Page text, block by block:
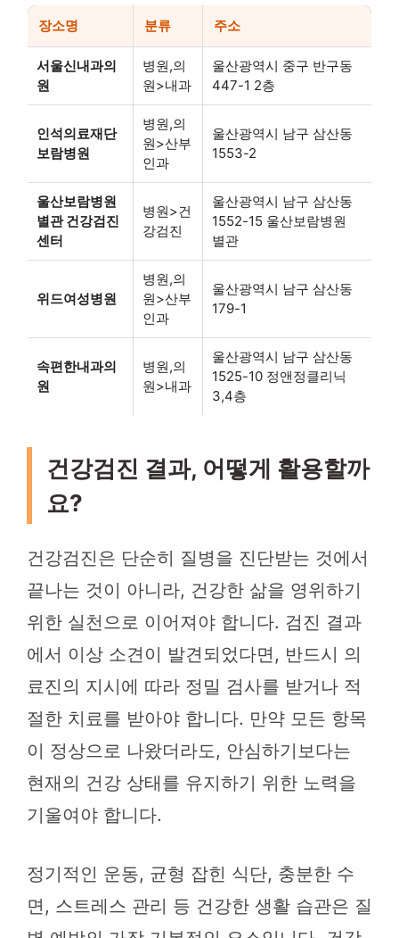
장소명 분류 주소
서울신내과의
원
병원,의
원>내과
울산광역시 중구 반구동
447-1 2층
인석의료재단
보람병원
병원,의
원>산부
인과
울산광역시 남구 삼산동
1553-2
울산보람병원
별관 건강검진
센터
병원>건
강검진
울산광역시 남구 삼산동
1552-15 울산보람병원
별관
위드여성병원
병원,의
원>산부
인과
울산광역시 남구 삼산동
179-1
속편한내과의
원
병원,의
원>내과
울산광역시 남구 삼산동
1525-10 정앤정클리닉
3,4층
건강검진 결과, 어떻게 활용할까
요?
건강검진은 단순히 질병을 진단받는 것에서
끝나는 것이 아니라, 건강한 삶을 영위하기
위한 실천으로 이어져야 합니다. 검진 결과
에서 이상 소견이 발견되었다면, 반드시 의
료진의 지시에 따라 정밀 검사를 받거나 적
절한 치료를 받아야 합니다. 만약 모든 항목
이 정상으로 나왔더라도, 안심하기보다는
현재의 건강 상태를 유지하기 위한 노력을
기울여야 합니다.
정기적인 운동, 균형 잡힌 식단, 충분한 수
면, 스트레스 관리 등 건강한 생활 습관은 질